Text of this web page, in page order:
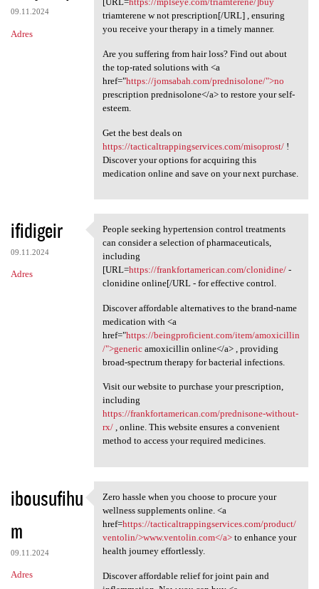
09.11.2024
Adres
triamterene w not prescription[/URL] , ensuring
you receive your therapy in a timely manner.
Are you suffering from hair loss? Find out about
the top-rated solutions with <a
href="https://jomsabah.com/prednisolone/">no
prescription prednisolone</a> to restore your self-
esteem.
Get the best deals on
https://tacticaltrappingservices.com/misoprost/!
Discover your options for acquiring this
medication online and save on your next purchase.
ifidigeir
09.11.2024
Adres
People seeking hypertension
People seeking hypertension control treatments
can consider a selection of pharmaceuticals,
including
[URL=https://frankfortamerican.com/clonidine/-
clonidine online[/URL - for effective control.
Discover affordable alternatives to the brand-name
medication with <a
href="https://beingproficient.com/item/amoxicillin
/">genericamoxicillin online</a> , providing
broad-spectrum therapy for bacterial infections.
Visit our website to purchase your prescription,
including
https://frankfortamerican.com/prednisone-without-
rx/, online. This website ensures a convenient
method to access your required medicines.
ibousufihu
m
09.11.2024
Adres
Zero hassle when you choose
Zero hassle when you choose to procure your
wellness supplements online. <a
href=https://tacticaltrappingservices.com/product/
ventolin/>www.ventolin.com</a>to enhance your
health journey effortlessly.
Discover affordable relief for joint pain and